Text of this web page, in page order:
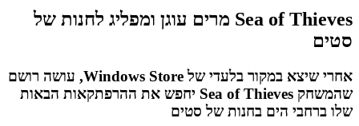
Sea of Thieves מרים עוגן ומפליג לחנות של
סטים
אחרי שיצא במקור בלעדי של Windows Store, עושה רושם
שהמשחק Sea of Thieves יחפש את ההרפתקאות הבאות
שלו ברחבי הים בחנות של סטים